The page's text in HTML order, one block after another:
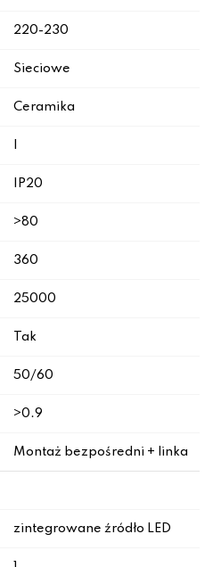
220-230
Sieciowe
Ceramika
IP20
>80
360
25000
Tak
50/60
>0.9
Montaż bezpośredni + linka
zintegrowane źródło LED